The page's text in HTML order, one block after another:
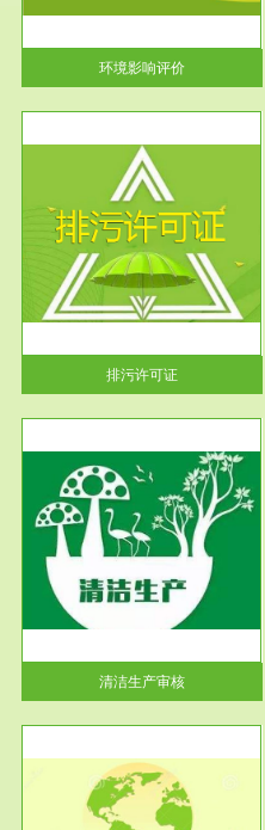
环境影响评价
例》第十七条 编制环境影响报
告书、...
排污许可证
服务范围
应急预案
根据《中华人民共和国环境保护
法》第十九条 企业事业单位应
当按照...
清洁生产审核
服务范围
安全评价
安全评价安全评价目的是查找、
分析和预测工程、系统、生产经
营活...
服务范围